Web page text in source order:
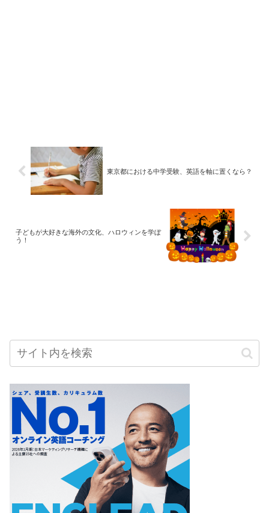
東京都における中学受験、英語を軸に置くなら？
子どもが大好きな海外の文化、ハロウィンを学ぼ
う！